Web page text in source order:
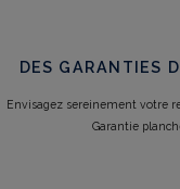
DES GARANTIES
Envisagez sereinement votre
Garantie